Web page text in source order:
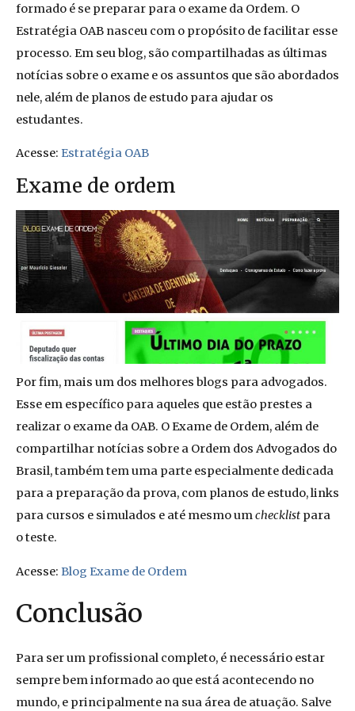
formado é se preparar para o exame da Ordem. O
Estratégia OAB nasceu com o propósito de facilitar esse
processo. Em seu blog, são compartilhadas as últimas
notícias sobre o exame e os assuntos que são abordados
nele, além de planos de estudo para ajudar os
estudantes.
Acesse: Estratégia OAB
Exame de ordem
Por fim, mais um dos melhores blogs para advogados.
Esse em específico para aqueles que estão prestes a
realizar o exame da OAB. O Exame de Ordem, além de
compartilhar notícias sobre a Ordem dos Advogados do
Brasil, também tem uma parte especialmente dedicada
para a preparação da prova, com planos de estudo, links
para cursos e simulados e até mesmo umchecklist para
o teste.
Acesse: Blog Exame de Ordem
Conclusão
Para ser um profissional completo, é necessário estar
sempre bem informado ao que está acontecendo no
mundo, e principalmente na sua área de atuação. Salve